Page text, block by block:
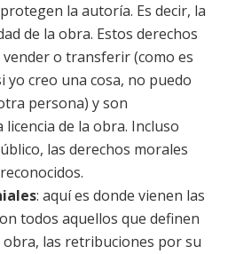
la autoría. Es decir, la
de la obra. Estos derechos
vender o transferir (como es
yo creo una cosa, no puedo
persona) y son
de la obra. Incluso
las derechos morales
: aquí es donde vienen las
todos aquellos que definen
obra, las retribuciones por su